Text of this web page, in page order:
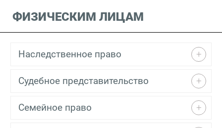
ФИЗИЧЕСКИМ ЛИЦАМ
Наследственное право
Судебное представительство
Семейное право